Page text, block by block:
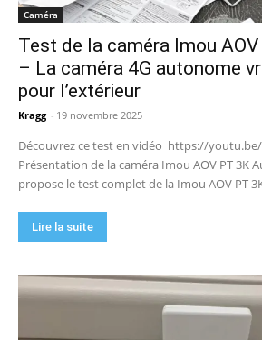
Caméra
Test de la caméra Imou
– La caméra 4G autonome
pour l’extérieur
Kragg - 19 novembre 2025
Découvrez ce test en vidéo https://youtu.be/
Présentation de la caméra Imou AOV PT 3K
propose le test complet de la Imou AOV PT
Lire la suite